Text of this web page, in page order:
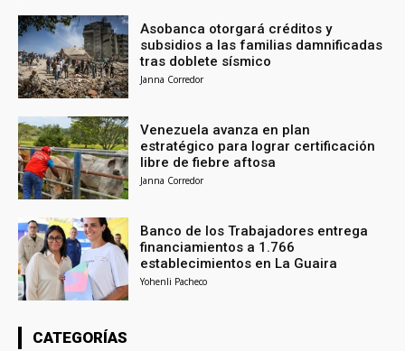
Asobanca otorgará créditos y
subsidios a las familias damnificadas
tras doblete sísmico
Janna Corredor
Venezuela avanza en plan
estratégico para lograr certificación
libre de fiebre aftosa
Janna Corredor
Banco de los Trabajadores entrega
financiamientos a 1.766
establecimientos en La Guaira
Yohenli Pacheco
CATEGORÍAS